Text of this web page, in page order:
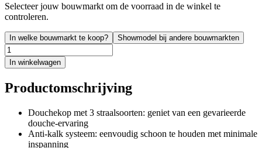
Selecteer jouw bouwmarkt om de voorraad in de winkel te
controleren.
In welke bouwmarkt te koop? Showmodel bij andere bouwmarkten
In winkelwagen
Productomschrijving
Douchekop met 3 straalsoorten: geniet van een gevarieerde
douche-ervaring
Anti-kalk systeem: eenvoudig schoon te houden met minimale
inspanning